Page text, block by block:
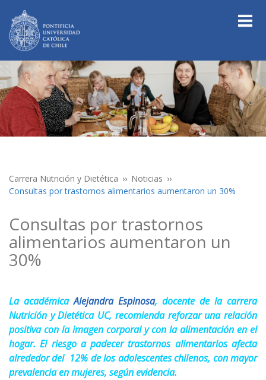
Carrera Nutrición y Dietética
Noticias
Consultas por trastornos alimentarios aumentaron un 30%
Consultas por trastornos
alimentarios aumentaron un
30%
La académicaAlejandra Espinosa, docente de la carrera
Nutrición y Dietética UC, recomienda reforzar una relación
positiva con la imagen corporal y con la alimentación en el
hogar. El riesgo a padecer trastornos alimentarios afecta
alrededor del 12% de los adolescentes chilenos, con mayor
prevalencia en mujeres, según evidencia.